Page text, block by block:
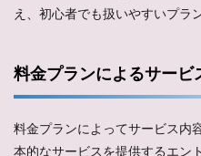
え、初心者でも扱いやすいプラ
料金プランによるサービ
料金プランによってサービス内
本的なサービスを提供するエン